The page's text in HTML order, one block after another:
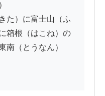
た）に富士山（ふ
箱根（はこね）の
南（とうなん）